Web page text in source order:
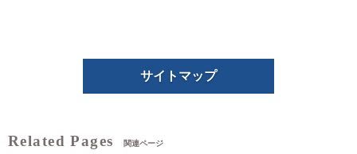
サイトマップ
関連ページ